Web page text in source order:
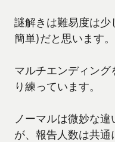
謎解きは難易度は
簡単)だと思います。
マルチエンディング
り練っています。
ノーマルは微妙な
が、報告人数は共通